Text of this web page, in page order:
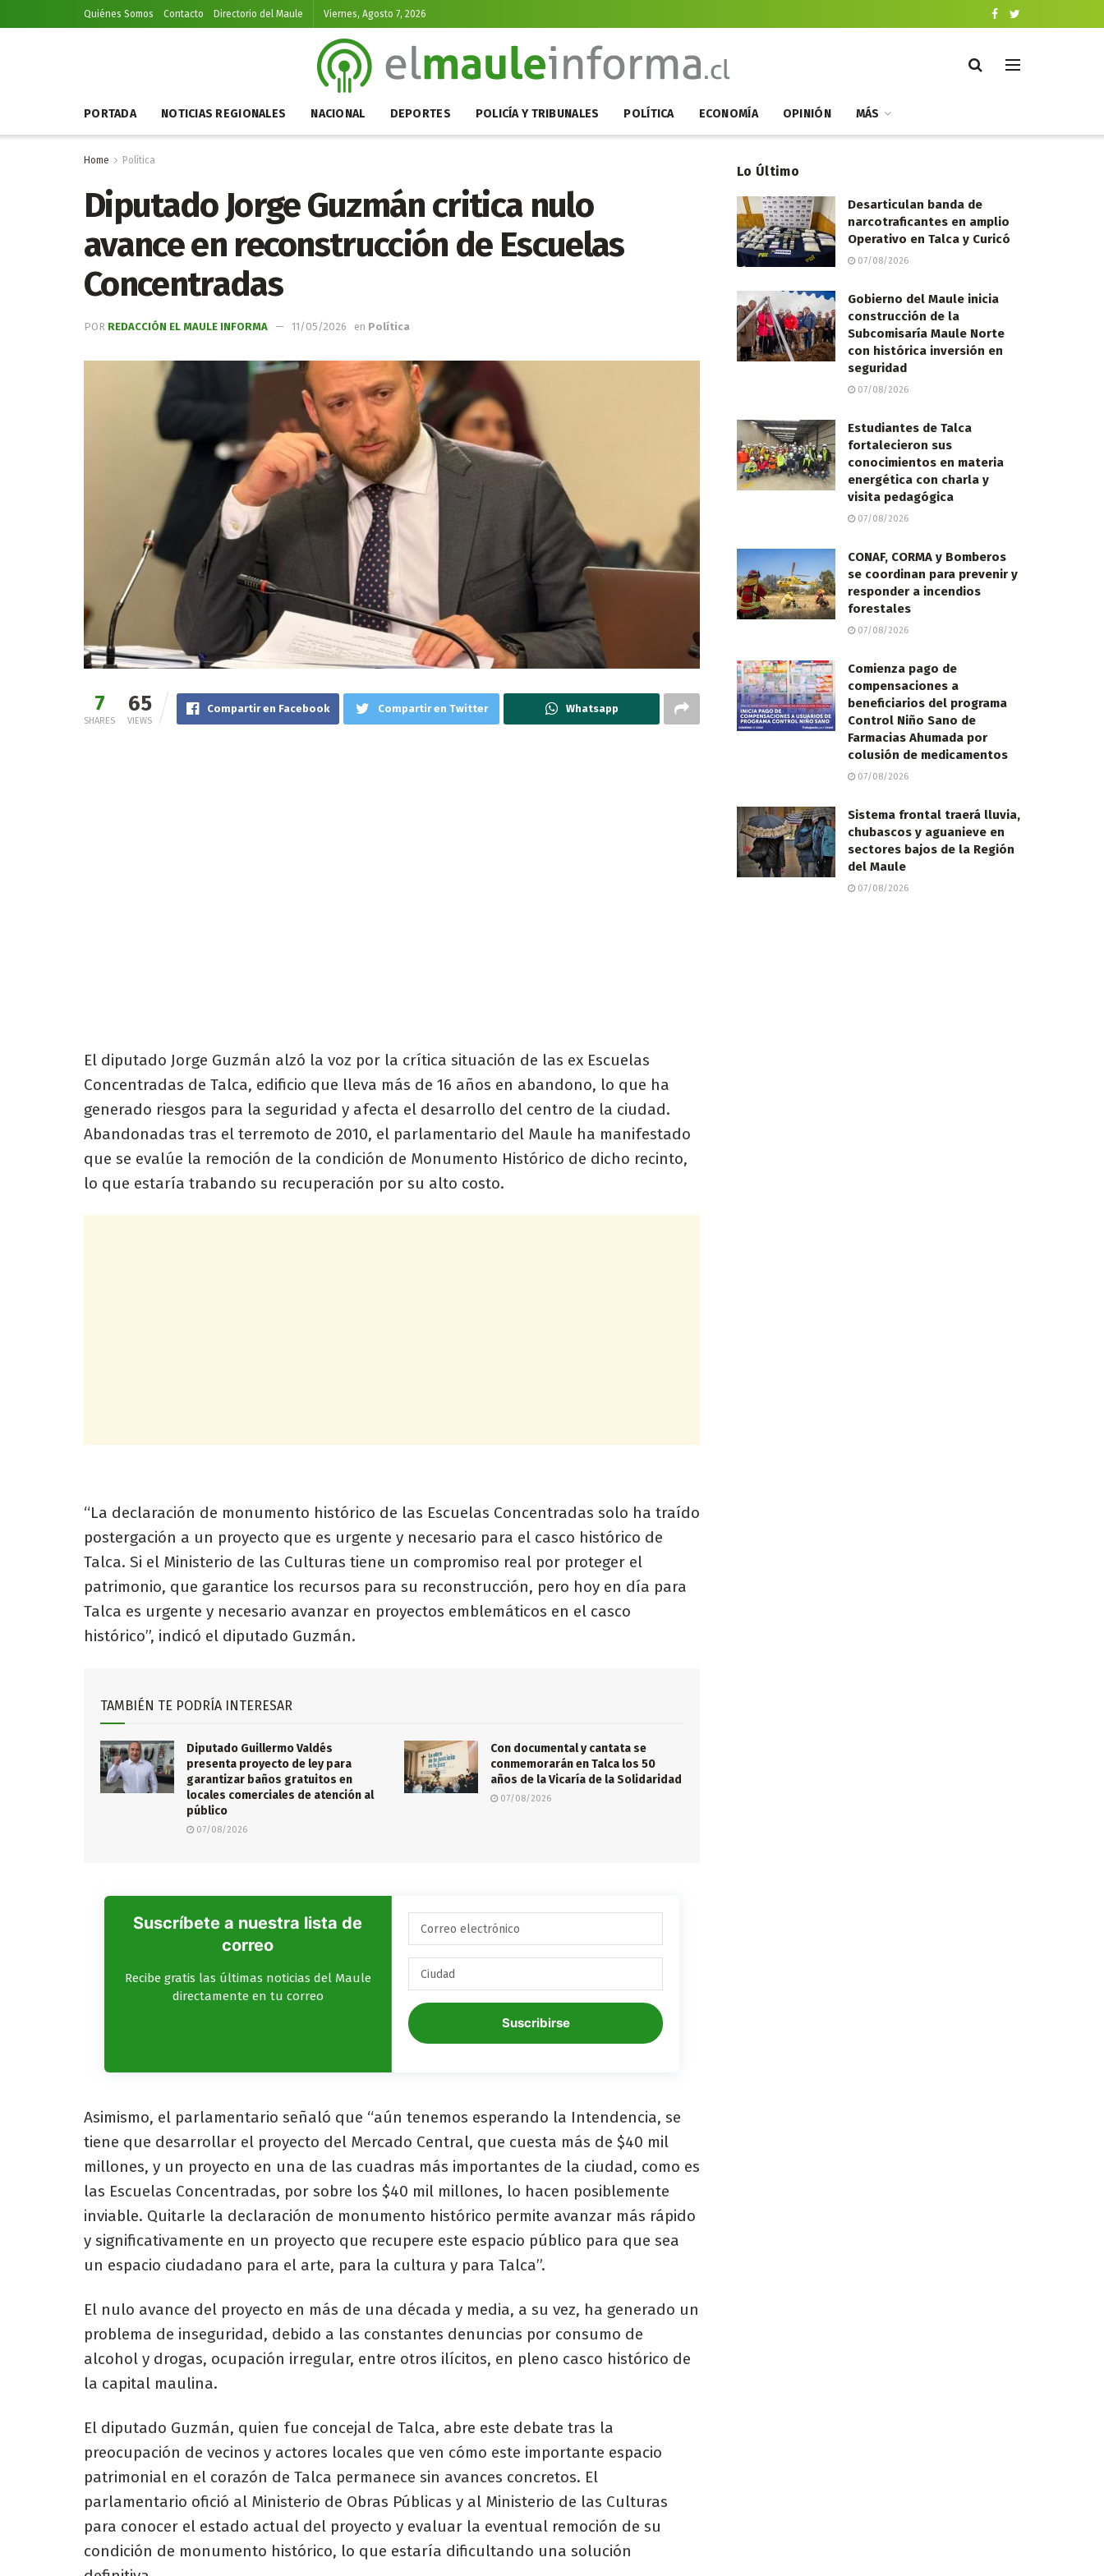
Quiénes Somos Contacto Directorio del Maule Viernes, Agosto 7, 2026
PORTADA NOTICIAS REGIONALES NACIONAL DEPORTES POLICÍA Y TRIBUNALES POLÍTICA ECONOMÍA OPINIÓN MÁS
Home Política
Diputado Jorge Guzmán critica nulo
avance en reconstrucción de Escuelas
Concentradas
POR REDACCIÓN EL MAULE INFORMA 11/05/2026 en Política
7
SHARES
65
VIEWS
Compartir en Facebook Compartir en Twitter Whatsapp
El diputado Jorge Guzmán alzó la voz por la crítica situación de las ex Escuelas
Concentradas de Talca, edificio que lleva más de 16 años en abandono, lo que ha
generado riesgos para la seguridad y afecta el desarrollo del centro de la ciudad.
Abandonadas tras el terremoto de 2010, el parlamentario del Maule ha manifestado
que se evalúe la remoción de la condición de Monumento Histórico de dicho recinto,
lo que estaría trabando su recuperación por su alto costo.
“La declaración de monumento histórico de las Escuelas Concentradas solo ha traído
postergación a un proyecto que es urgente y necesario para el casco histórico de
Talca. Si el Ministerio de las Culturas tiene un compromiso real por proteger el
patrimonio, que garantice los recursos para su reconstrucción, pero hoy en día para
Talca es urgente y necesario avanzar en proyectos emblemáticos en el casco
histórico”, indicó el diputado Guzmán.
TAMBIÉN TE PODRÍA INTERESAR
Diputado Guillermo Valdés
presenta proyecto de ley para
garantizar baños gratuitos en
locales comerciales de atención al
público
07/08/2026
Con documental y cantata se
conmemorarán en Talca los 50
años de la Vicaría de la Solidaridad
07/08/2026
Suscríbete a nuestra lista de
correo
Recibe gratis las últimas noticias del Maule
directamente en tu correo
Suscribirse
Asimismo, el parlamentario señaló que “aún tenemos esperando la Intendencia, se
tiene que desarrollar el proyecto del Mercado Central, que cuesta más de $40 mil
millones, y un proyecto en una de las cuadras más importantes de la ciudad, como es
las Escuelas Concentradas, por sobre los $40 mil millones, lo hacen posiblemente
inviable. Quitarle la declaración de monumento histórico permite avanzar más rápido
y significativamente en un proyecto que recupere este espacio público para que sea
un espacio ciudadano para el arte, para la cultura y para Talca”.
El nulo avance del proyecto en más de una década y media, a su vez, ha generado un
problema de inseguridad, debido a las constantes denuncias por consumo de
alcohol y drogas, ocupación irregular, entre otros ilícitos, en pleno casco histórico de
la capital maulina.
El diputado Guzmán, quien fue concejal de Talca, abre este debate tras la
preocupación de vecinos y actores locales que ven cómo este importante espacio
patrimonial en el corazón de Talca permanece sin avances concretos. El
parlamentario ofició al Ministerio de Obras Públicas y al Ministerio de las Culturas
para conocer el estado actual del proyecto y evaluar la eventual remoción de su
condición de monumento histórico, lo que estaría dificultando una solución
Lo Último
Desarticulan banda de
narcotraficantes en amplio
Operativo en Talca y Curicó
07/08/2026
Gobierno del Maule inicia
construcción de la
Subcomisaría Maule Norte
con histórica inversión en
seguridad
07/08/2026
Estudiantes de Talca
fortalecieron sus
conocimientos en materia
energética con charla y
visita pedagógica
07/08/2026
CONAF, CORMA y Bomberos
se coordinan para prevenir y
responder a incendios
forestales
07/08/2026
Comienza pago de
compensaciones a
beneficiarios del programa
Control Niño Sano de
Farmacias Ahumada por
colusión de medicamentos
07/08/2026
Sistema frontal traerá lluvia,
chubascos y aguanieve en
sectores bajos de la Región
del Maule
07/08/2026